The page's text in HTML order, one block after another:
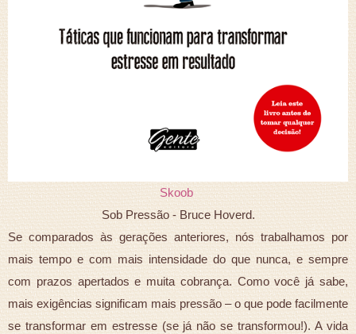
Skoob
Sob Pressão - Bruce Hoverd.
Se comparados às gerações anteriores, nós trabalhamos por
mais tempo e com mais intensidade do que nunca, e sempre
com prazos apertados e muita cobrança. Como você já sabe,
mais exigências significam mais pressão – o que pode facilmente
se transformar em estresse (se já não se transformou!). A vida